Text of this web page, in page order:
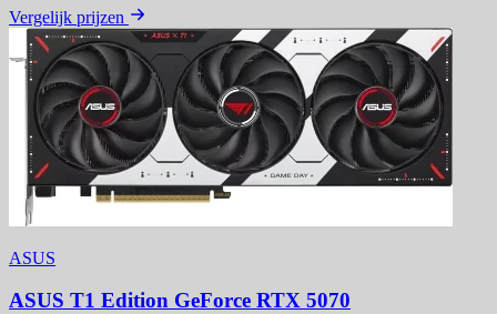
Vergelijk prijzen
ASUS
ASUS T1 Edition GeForce RTX 5070